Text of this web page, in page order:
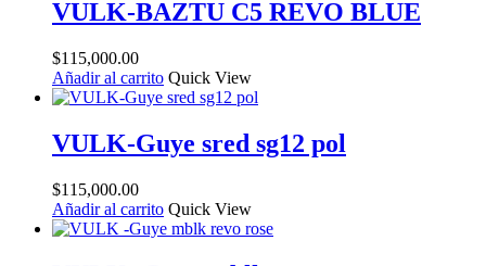
VULK-BAZTU C5 REVO BLUE
$115,000.00
Añadir al carrito Quick View
VULK-Guye sred sg12 pol
$115,000.00
Añadir al carrito Quick View